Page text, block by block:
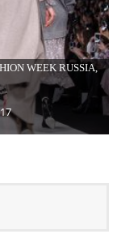
WEEK RUSSIA,